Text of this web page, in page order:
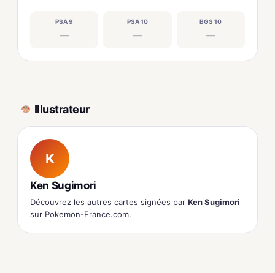
PSA 9
—
PSA 10
—
BGS 10
—
Illustrateur
K
Ken Sugimori
Découvrez les autres cartes signées par Ken Sugimori
sur Pokemon-France.com.